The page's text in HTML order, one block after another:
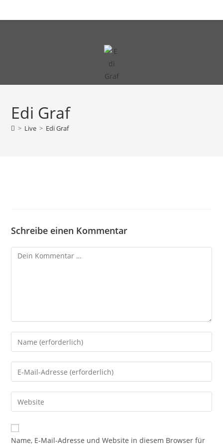
Inhalt
Edi Graf
> Live > Edi Graf
Schreibe einen Kommentar
Kommentar
Gib
deinen
Namen
oder
zum
Kommentieren
ein
Gib
deine
E-
Mail-
zum
Kommentieren
Gib
deine
Website-
URL
Name, E-Mail-Adresse und Website in diesem Browser für